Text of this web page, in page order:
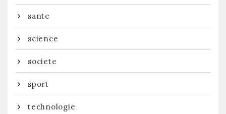
sante
science
societe
sport
technologie